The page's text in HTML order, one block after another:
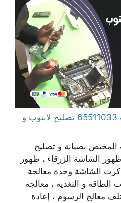
مهندس كمبيوتر النويصيب 65511033 تصليح لابتوب و
بصيانة و تصليح
الشاشة الزرقاء ، ظهور
كرت الشاشة وحدة معالجة
و التغذية ، معالجة
معالج الرسوم ، إعادة